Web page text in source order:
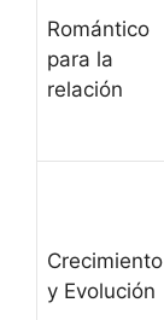
Romántico
para la
relación
Crecimiento
y Evolución